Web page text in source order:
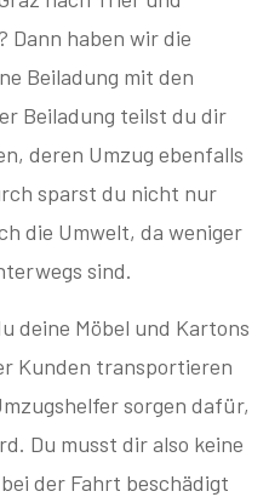
Dann haben wir die
Beiladung mit den
Beiladung teilst du dir
deren Umzug ebenfalls
sparst du nicht nur
die Umwelt, da weniger
sind.
deine Möbel und Kartons
Kunden transportieren
sorgen dafür,
Du musst dir also keine
der Fahrt beschädigt